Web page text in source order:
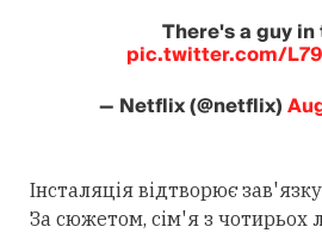
There's a guy
pic.twitter.com/
— Netflix (@netflix)
Інсталяція відтворює
За сюжетом, сім'я з чотирьох